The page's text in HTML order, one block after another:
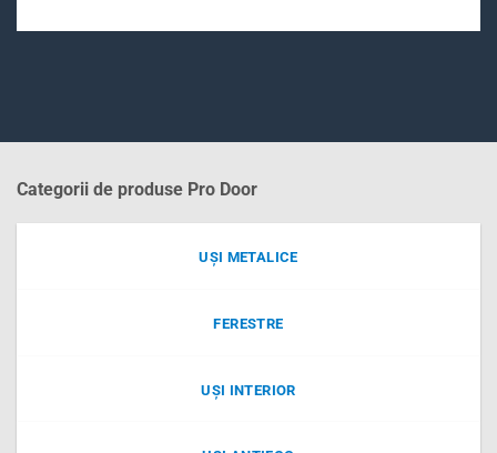
Categorii de produse Pro Door
UȘI METALICE
FERESTRE
UȘI INTERIOR